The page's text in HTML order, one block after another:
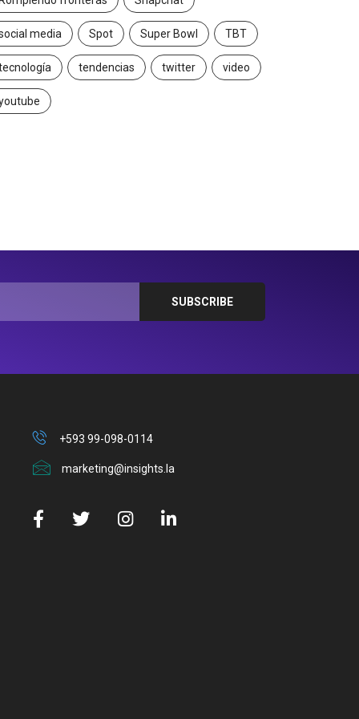
media Spot Super Bowl TBT
tendencias twitter video
+593 99-098-0114
marketing@insights.la